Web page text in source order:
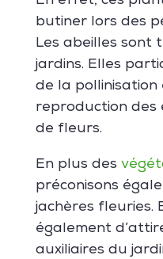
butiner lors des
Les abeilles sont
jardins. Elles
de la pollinisation
reproduction des
de fleurs.
En plus des
préconisons
jachères fleuries.
également
auxiliaires du